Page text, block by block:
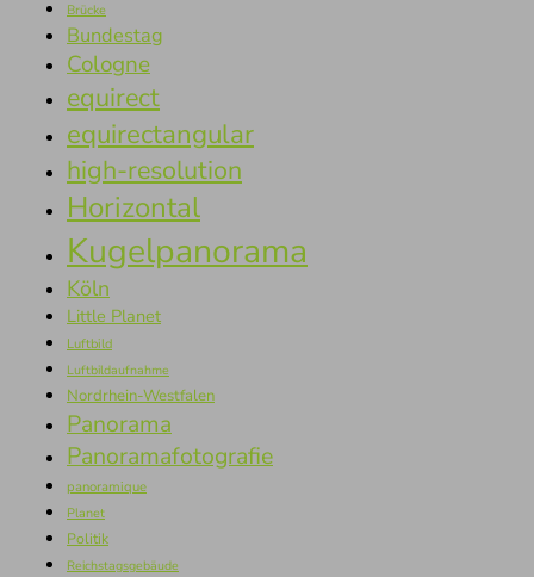
Brücke
Bundestag
Cologne
equirect
equirectangular
high-resolution
Horizontal
Kugelpanorama
Köln
Little Planet
Luftbild
Luftbildaufnahme
Nordrhein-Westfalen
Panorama
Panoramafotografie
panoramique
Planet
Politik
Reichstagsgebäude